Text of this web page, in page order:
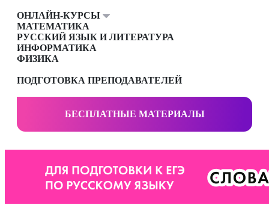
ОНЛАЙН-КУРСЫ
МАТЕМАТИКА
РУССКИЙ ЯЗЫК И ЛИТЕРАТУРА
ИНФОРМАТИКА
ФИЗИКА
ПОДГОТОВКА ПРЕПОДАВАТЕЛЕЙ
БЕСПЛАТНЫЕ МАТЕРИАЛЫ